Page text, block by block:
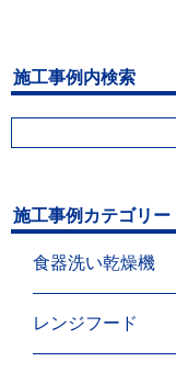
施工事例内検索
施工事例カテゴリー
食器洗い乾燥機
レンジフード